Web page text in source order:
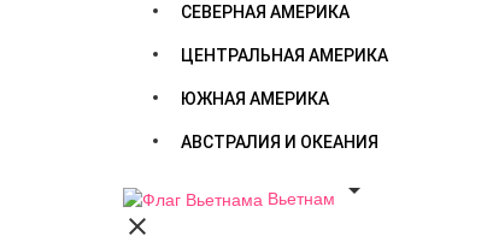
СЕВЕРНАЯ АМЕРИКА
ЦЕНТРАЛЬНАЯ АМЕРИКА
ЮЖНАЯ АМЕРИКА
АВСТРАЛИЯ И ОКЕАНИЯ
Вьетнам

